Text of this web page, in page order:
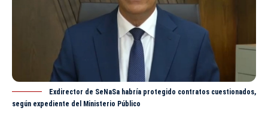
Exdirector de SeNaSa habría protegido contratos cuestionados,
según expediente del Ministerio Público